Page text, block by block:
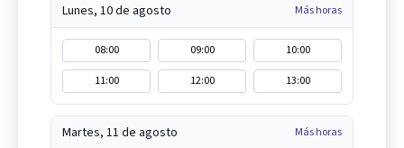
Lunes, 10 de agosto Más horas
08:00 09:00
10:00
11:00
12:00 13:00
Martes, 11 de agosto Más horas